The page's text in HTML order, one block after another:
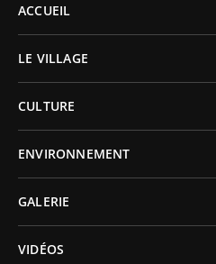
ACCUEIL
LE VILLAGE
CULTURE
ENVIRONNEMENT
GALERIE
VIDÉOS